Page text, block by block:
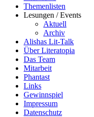
Themenlisten
Lesungen / Events
Aktuell
Archiv
Alishas Lit-Talk
Über Literatopia
Das Team
Mitarbeit
Phantast
Links
Gewinnspiel
Impressum
Datenschutz